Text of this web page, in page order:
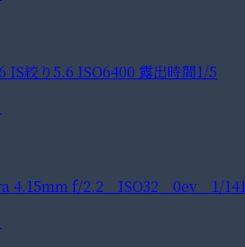
IS絞り5.6 ISO6400 露出時間1/5
4.15mm f/2.2 ISO32 0ev 1/